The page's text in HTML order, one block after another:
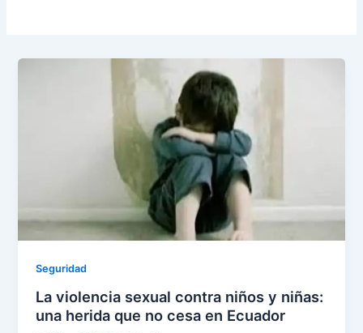
Seguridad
La violencia sexual contra niños y niñas:
una herida que no cesa en Ecuador